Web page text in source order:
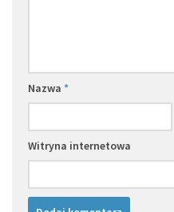
Nazwa *
Witryna internetowa